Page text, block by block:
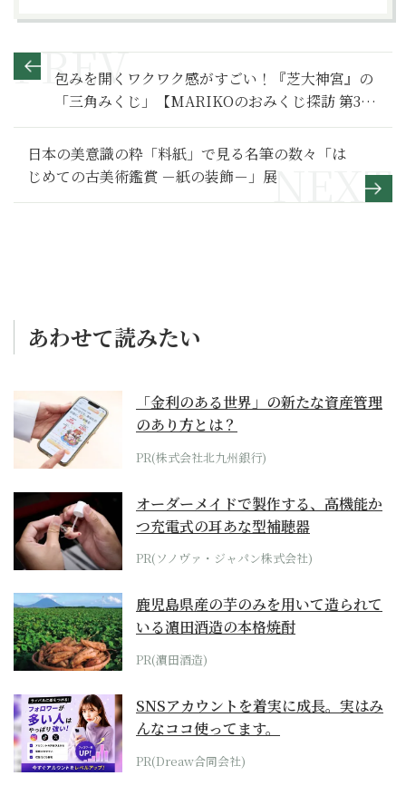
包みを開くワクワク感がすごい！『芝大神宮』の
「三角みくじ」【MARIKOのおみくじ探訪 第3
回】
日本の美意識の粋「料紙」で見る名筆の数々「は
じめての古美術鑑賞 －紙の装飾－」展
あわせて読みたい
「金利のある世界」の新たな資産管理
のあり方とは？
PR(株式会社北九州銀行)
オーダーメイドで製作する、高機能か
つ充電式の耳あな型補聴器
PR(ソノヴァ・ジャパン株式会社)
鹿児島県産の芋のみを用いて造られて
いる濵田酒造の本格焼酎
PR(濵田酒造)
SNSアカウントを着実に成長。実はみ
んなココ使ってます。
PR(Dreaw合同会社)